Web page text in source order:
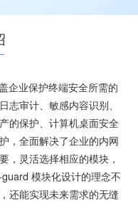
企业保护终端安全所需的
审计、敏感内容识别、
的保护、计算机桌面安全
，全面解决了企业的内网
，灵活选择相应的模块，
模块化设计的理念不
还能实现未来需求的无缝